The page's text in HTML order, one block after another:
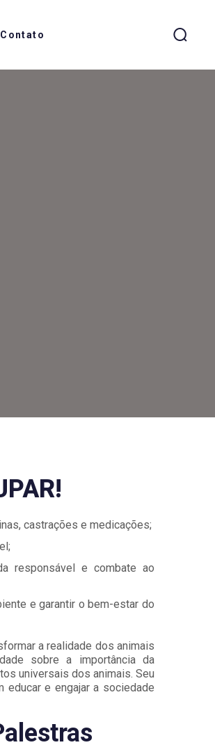
Contato
castrações e medicações;
responsável e combate ao
e garantir o bem-estar do
a realidade dos animais
sobre a importância da
universais dos animais. Seu
educar e engajar a sociedade